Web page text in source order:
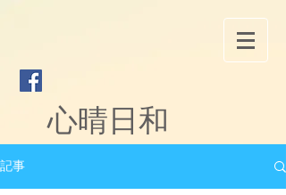
心晴日和
記事